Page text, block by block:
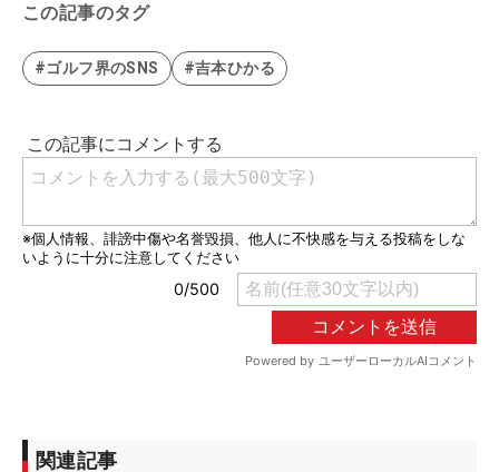
この記事のタグ
#ゴルフ界のSNS #吉本ひかる
関連記事